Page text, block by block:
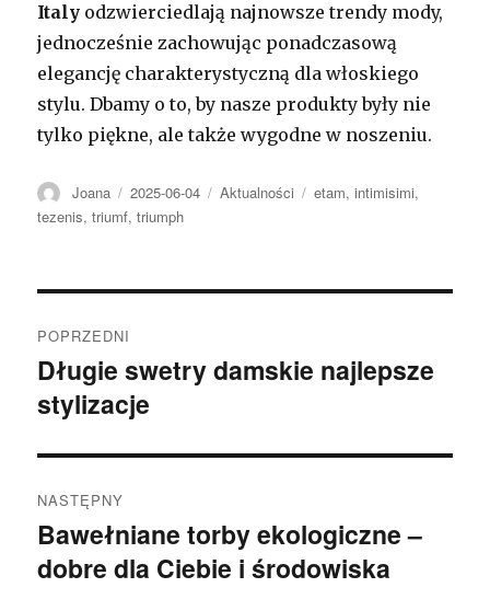
Italy odzwierciedlają najnowsze trendy mody,
jednocześnie zachowując ponadczasową
elegancję charakterystyczną dla włoskiego
stylu. Dbamy o to, by nasze produkty były nie
tylko piękne, ale także wygodne w noszeniu.
Autor
Joana Opublikowano
2025-06-04 Kategorie
Aktualności Tagi
etam,intimisimi,
tezenis,triumf,triumph
wpisu
POPRZEDNI
Poprzedni
wpis:
Długie swetry damskie najlepsze
stylizacje
NASTĘPNY
Następny
wpis:
Bawełniane torby ekologiczne –
dobre dla Ciebie i środowiska